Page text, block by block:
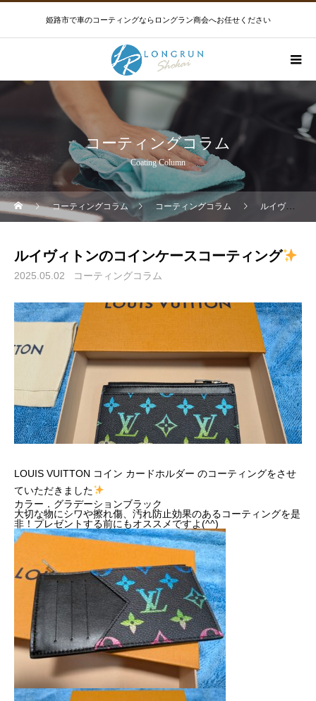
姫路市で車のコーティングならロングラン商会へお任せください
コーティングコラム
Coating Column
コーティングコラム コーティングコラム ルイヴィトンのコインケースコーティング
ルイヴィトンのコインケースコーティング
2025.05.02 コーティングコラム
LOUIS VUITTON コイン カードホルダー のコーティングをさせ
ていただきました
カラー．グラデーションブラック
大切な物にシワや擦れ傷、汚れ防止効果のあるコーティングを是
非！プレゼントする前にもオススメですよ(^^)